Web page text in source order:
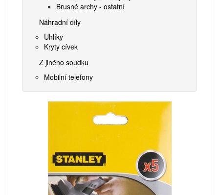
Brusné archy - ostatní
Náhradní díly
Uhlíky
Kryty cívek
Z jiného soudku
Mobilní telefony